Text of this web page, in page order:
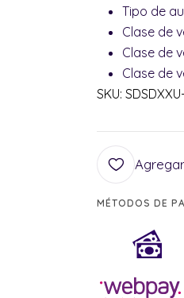
Tipo de
Clase de
Clase de
Clase de
SKU:
MÉTODOS DE